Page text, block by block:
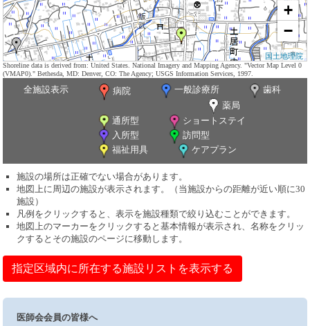
+
−
国土地理院
Shoreline data is derived from: United States. National Imagery and Mapping Agency. "Vector Map Level 0
(VMAP0)." Bethesda, MD: Denver, CO: The Agency; USGS Information Services, 1997.
全施設表示 病院 一般診療所
歯科
薬局
通所型
ショートステイ
入所型
訪問型
福祉用具
ケアプラン
施設の場所は正確でない場合があります。
地図上に周辺の施設が表示されます。（当施設からの距離が近い順に30
施設）
凡例をクリックすると、表示を施設種類で絞り込むことができます。
地図上のマーカーをクリックすると基本情報が表示され、名称をクリッ
クするとその施設のページに移動します。
指定区域内に所在する施設リストを表示する
医師会会員の皆様へ